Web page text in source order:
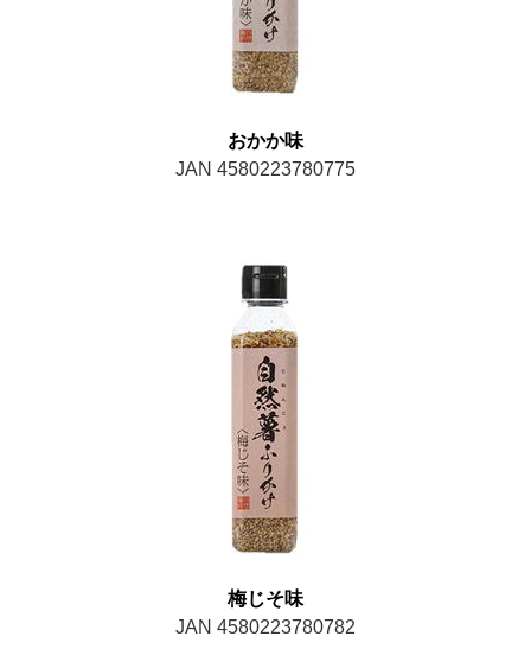
おかか味
JAN 4580223780775
梅じそ味
JAN 4580223780782